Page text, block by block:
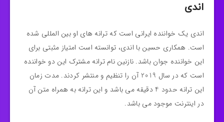
اندی
اندی یک خواننده ایرانی است که ترانه های او بین المللی شده
است. همکاری حسین با اندی، توانسته است امتیاز مثبتی برای
این خواننده جوان باشد. نازنین نام ترانه مشترک این دو خواننده
است که در سال 2019 آن را تنظیم و منتشر کردند. مدت زمان
این ترانه حدود 4 دقیقه می باشد و این ترانه به همراه متن آن
در اینترنت موجود می باشد.